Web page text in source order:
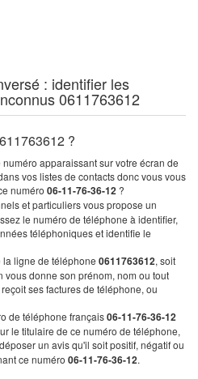
: identifier les
0611763612
?
apparaissant sur votre écran de
vos listes de contacts donc vous vous
numéro 06-11-76-36-12 ?
et particuliers vous propose un
le numéro de téléphone à identifier,
téléphoniques et identifie le
ligne de téléphone 0611763612, soit
donne son prénom, nom ou tout
ses factures de téléphone, ou
de téléphone français06-11-76-36-12
le titulaire de ce numéro de téléphone,
un avis qu'il soit positif, négatif ou
ce numéro 06-11-76-36-12.